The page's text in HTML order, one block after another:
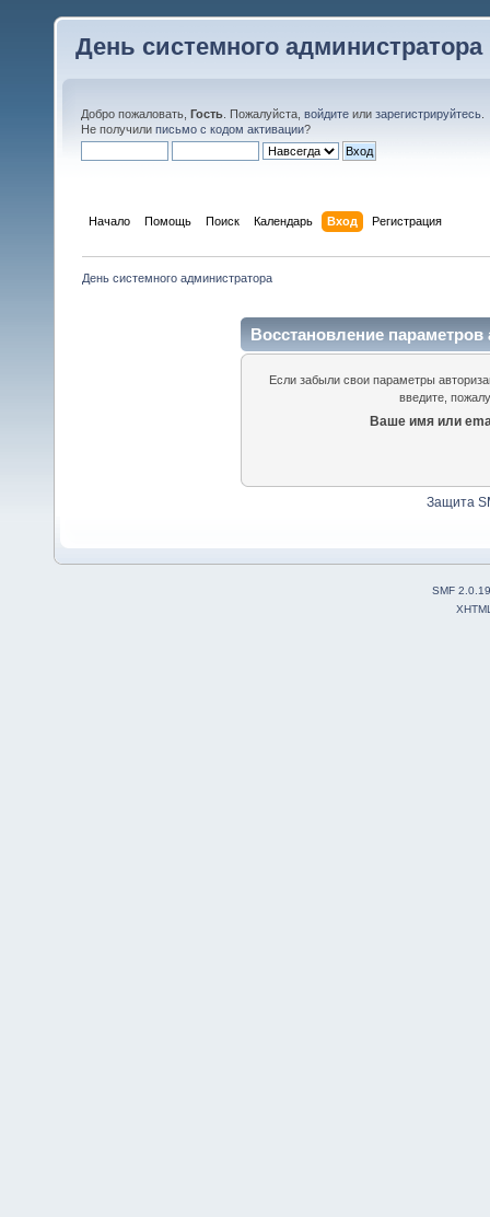
День системного администратора
Добро пожаловать, Гость . Пожалуйста, войдите или зарегистрируйтесь
Не получили письмо с кодом активации?
Начало Помощь Поиск Календарь Вход Регистрация
День системного администратора
Восстановление параметров
Если забыли свои параметры
введите,
Ваше имя или
Защита
SMF 2.0.19